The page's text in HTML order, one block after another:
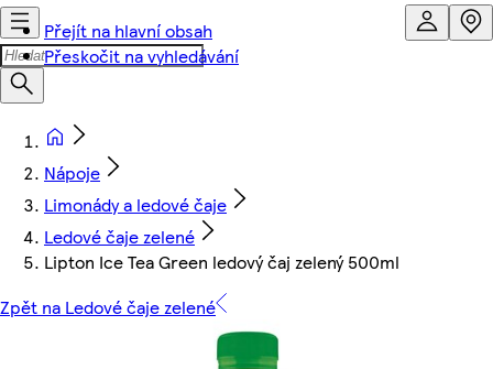
Přejít na hlavní obsah
Přeskočit na vyhledávání
Nápoje
Limonády a ledové čaje
Ledové čaje zelené
Lipton Ice Tea Green ledový čaj zelený 500ml
Zpět na Ledové čaje zelené